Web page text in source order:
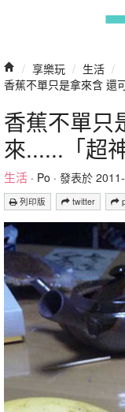
/ 享樂玩 / 生活 /
香蕉不單只是拿來含 還
香蕉不單只
來......「超
生活 · Po · 發表於
列印版 twitter